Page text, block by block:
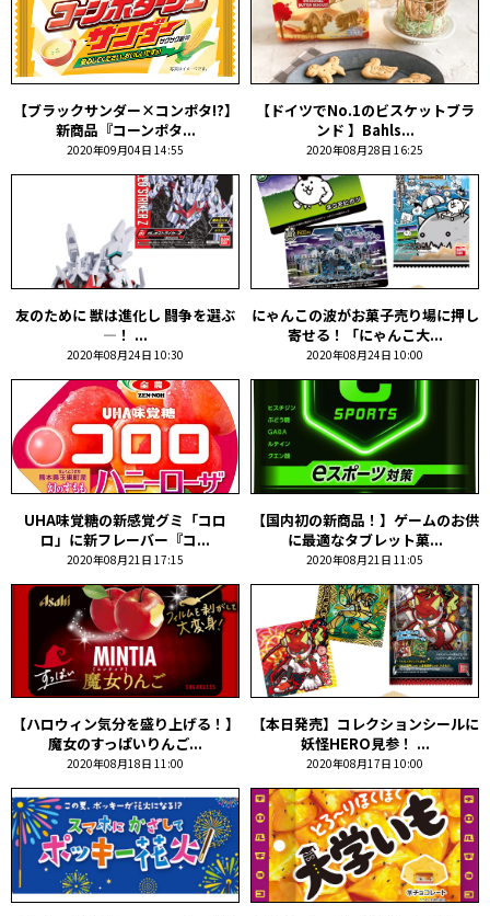
【ブラックサンダー×コンポタ!?】
新商品『コーンポタ...
2020年09月04日 14:55
【ドイツでNo.1のビスケットブラ
ンド 】Bahls...
2020年08月28日 16:25
友のために 獣は進化し 闘争を選ぶ
—！ ...
2020年08月24日 10:30
にゃんこの波がお菓子売り場に押し
寄せる！「にゃんこ大...
2020年08月24日 10:00
UHA味覚糖の新感覚グミ「コロ
ロ」に新フレーバー『コ...
2020年08月21日 17:15
【国内初の新商品！】ゲームのお供
に最適なタブレット菓...
2020年08月21日 11:05
【ハロウィン気分を盛り上げる！】
魔女のすっぱいりんご...
2020年08月18日 11:00
【本日発売】コレクションシールに
妖怪HERO見参！ ...
2020年08月17日 10:00